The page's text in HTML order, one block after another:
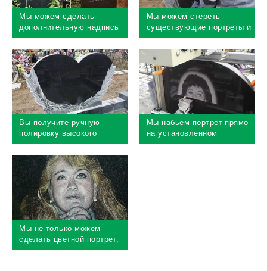
Мы можем сделать
дополнительную надпись
и портрет прямо на
кладбище
Мы можем стереть
существующие портреты и
надписи на кладбище без
демонтажа памятника
Вы получите ручную
полировку высокого
качества
Мы набьем портрет прямо
на установленном
памятнике на кладбище
Мы не только можем
сделать цветной портрет,
но и окрасить уже